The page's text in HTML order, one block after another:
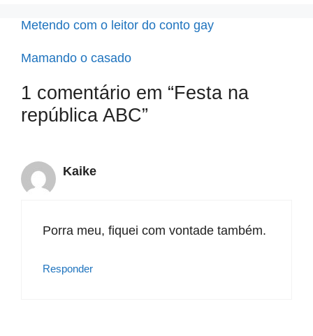
Metendo com o leitor do conto gay
Mamando o casado
1 comentário em “Festa na
república ABC”
Kaike
Porra meu, fiquei com vontade também.
Responder